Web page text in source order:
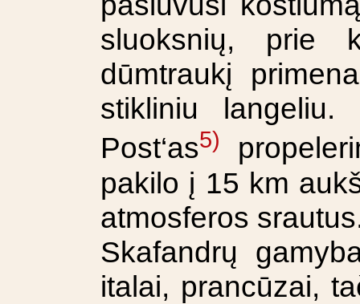
sluoksnių, prie
dūmtraukį
stikliniu
Post‘as5)
pakilo į 15 km
atmosferos
Skafandrų
italai, prancūzai,